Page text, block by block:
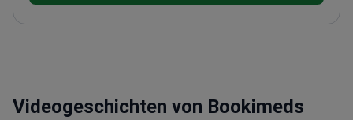
Augenlid- und Brustoperationen
Videogeschichten von Bookimeds